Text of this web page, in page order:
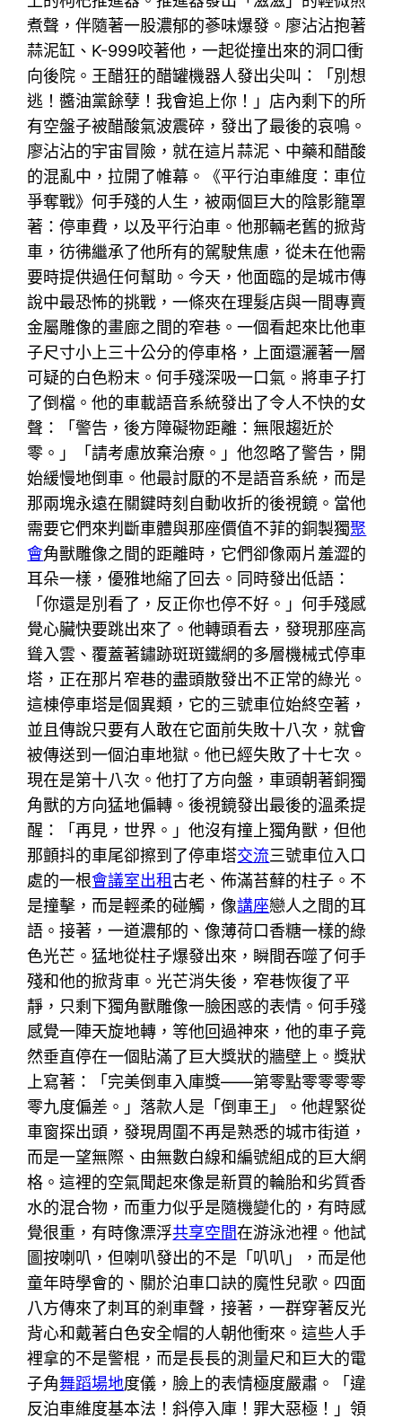
煮聲，伴隨著一股濃郁的蔘味爆發。廖沾沾抱著
蒜泥缸、K-999咬著他，一起從撞出來的洞口衝
向後院。王醋狂的醋罐機器人發出尖叫：「別想
逃！醬油黨餘孽！我會追上你！」店內剩下的所
有空盤子被醋酸氣波震碎，發出了最後的哀鳴。
廖沾沾的宇宙冒險，就在這片蒜泥、中藥和醋酸
的混亂中，拉開了帷幕。《平行泊車維度：車位
爭奪戰》何手殘的人生，被兩個巨大的陰影籠罩
著：停車費，以及平行泊車。他那輛老舊的掀背
車，彷彿繼承了他所有的駕駛焦慮，從未在他需
要時提供過任何幫助。今天，他面臨的是城市傳
說中最恐怖的挑戰，一條夾在理髮店與一間專賣
金屬雕像的畫廊之間的窄巷。一個看起來比他車
子尺寸小上三十公分的停車格，上面還灑著一層
可疑的白色粉末。何手殘深吸一口氣。將車子打
了倒檔。他的車載語音系統發出了令人不快的女
聲：「警告，後方障礙物距離：無限趨近於
零。」「請考慮放棄治療。」他忽略了警告，開
始緩慢地倒車。他最討厭的不是語音系統，而是
那兩塊永遠在關鍵時刻自動收折的後視鏡。當他
需要它們來判斷車體與那座價值不菲的銅製獨聚
會角獸雕像之間的距離時，它們卻像兩片羞澀的
耳朵一樣，優雅地縮了回去。同時發出低語：
「你還是別看了，反正你也停不好。」何手殘感
覺心臟快要跳出來了。他轉頭看去，發現那座高
聳入雲、覆蓋著鏽跡斑斑鐵網的多層機械式停車
塔，正在那片窄巷的盡頭散發出不正常的綠光。
這棟停車塔是個異類，它的三號車位始終空著，
並且傳說只要有人敢在它面前失敗十八次，就會
被傳送到一個泊車地獄。他已經失敗了十七次。
現在是第十八次。他打了方向盤，車頭朝著銅獨
角獸的方向猛地偏轉。後視鏡發出最後的溫柔提
醒：「再見，世界。」他沒有撞上獨角獸，但他
那顫抖的車尾卻擦到了停車塔交流三號車位入口
處的一根會議室出租古老、佈滿苔蘚的柱子。不
是撞擊，而是輕柔的碰觸，像講座戀人之間的耳
語。接著，一道濃郁的、像薄荷口香糖一樣的綠
色光芒。猛地從柱子爆發出來，瞬間吞噬了何手
殘和他的掀背車。光芒消失後，窄巷恢復了平
靜，只剩下獨角獸雕像一臉困惑的表情。何手殘
感覺一陣天旋地轉，等他回過神來，他的車子竟
然垂直停在一個貼滿了巨大獎狀的牆壁上。獎狀
上寫著：「完美倒車入庫獎——第零點零零零零
零九度偏差。」落款人是「倒車王」。他趕緊從
車窗探出頭，發現周圍不再是熟悉的城市街道，
而是一望無際、由無數白線和編號組成的巨大網
格。這裡的空氣聞起來像是新買的輪胎和劣質香
水的混合物，而重力似乎是隨機變化的，有時感
覺很重，有時像漂浮共享空間在游泳池裡。他試
圖按喇叭，但喇叭發出的不是「叭叭」，而是他
童年時學會的、關於泊車口訣的魔性兒歌。四面
八方傳來了刺耳的剎車聲，接著，一群穿著反光
背心和戴著白色安全帽的人朝他衝來。這些人手
裡拿的不是警棍，而是長長的測量尺和巨大的電
子角舞蹈場地度儀，臉上的表情極度嚴肅。「違
反泊車維度基本法！斜停入庫！罪大惡極！」領